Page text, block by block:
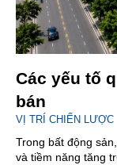
Các yếu tố
bán
VỊ TRÍ CHIẾN LƯỢC
Trong bất động
và tiềm năng tăng